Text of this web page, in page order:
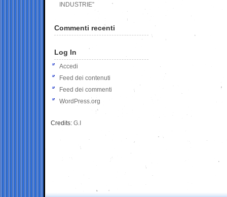
INDUSTRIE”
Commenti recenti
Log In
Accedi
Feed dei contenuti
Feed dei commenti
WordPress.org
Credits: G.I